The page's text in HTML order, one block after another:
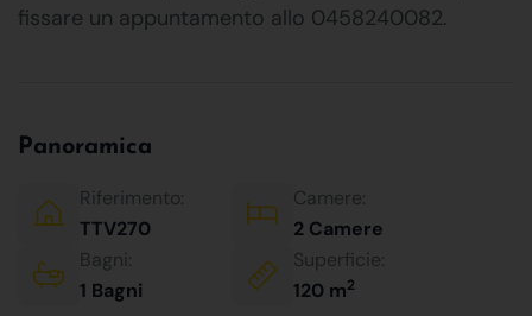
fissare un appuntamento allo 0458240082.
Panoramica
Riferimento:
TTV270
Camere:
2 Camere
Bagni:
1 Bagni
Superficie:
120 m2